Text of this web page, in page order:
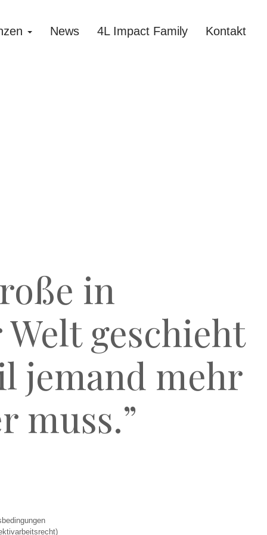
News 4L Impact Family Kontakt
in
geschieht
jemand mehr
muss.”